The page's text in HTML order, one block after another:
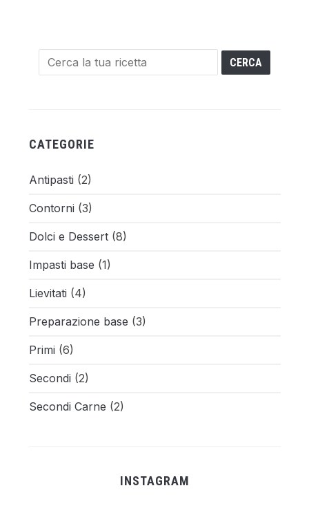
CATEGORIE
Antipasti (2)
Contorni (3)
Dolci e Dessert(8)
Impasti base (1)
Lievitati (4)
Preparazione base (3)
Primi (6)
Secondi (2)
Secondi Carne (2)
INSTAGRAM